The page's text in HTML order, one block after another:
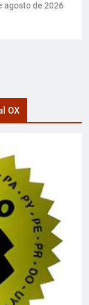
agosto de 2026
OX